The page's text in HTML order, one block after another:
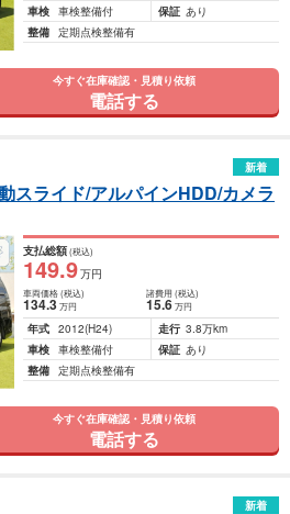
車検 車検整備付 保証 あり
整備 定期点検整備有
今すぐ在庫確認・見積り依頼
電話する
新着
スライド/アルパインHDD/カメラ
支払総額(税込)
149.9万円
車両価格(税込)
134.3万円
諸費用 (税込)
15.6 万円
年式 2012(H24) 走行 3.8万km
車検 車検整備付 保証 あり
整備 定期点検整備有
今すぐ在庫確認・見積り依頼
電話する
新着